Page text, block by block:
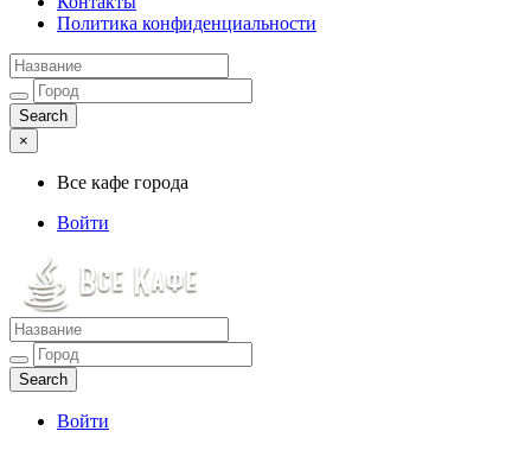
Политика конфиденциальности
×
Все кафе города
Войти
Все кафе города
Каталог хороших кафе
Войти